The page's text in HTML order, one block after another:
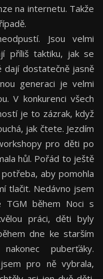
na internetu. Takže
Jsou velmi
příliš taktiku, jak se
dají dostatečně jasně
generaci je velmi
V konkurenci všech
je to zázrak, když
jak čtete. Jezdím
pro děti po
hůl. Pořád to ještě
aby pomohla
tlačit. Nedávno jsem
TGM během Noci s
práci, děti byly
dne ke starším
puberťáky.
pro ně vybrala,